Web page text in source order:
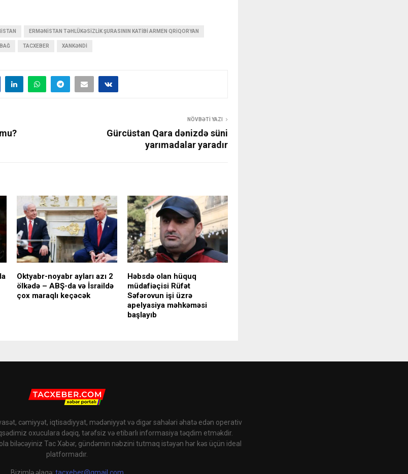
ERMƏNISTAN TƏHLÜKƏSIZLIK ŞURASININ KATIBI ARMEN QRIQORYAN
TACXEBER XANKƏNDI
NÖVBƏTI YAZI
Gürcüstan Qara dənizdə süni
yarımadalar yaradır
Oktyabr-noyabr ayları azı 2
ölkədə – ABŞ-da və İsraildə
çox maraqlı keçəcək
Həbsdə olan hüquq
müdafiəçisi Rüfət
Səfərovun işi üzrə
apelyasiya məhkəməsi
başlayıb
cəmiyyət, iqtisadiyyat, mədəniyyət və digər sahələri əhatə edən operativ
oxuculara dəqiq, tərəfsiz və etibarlı informasiya təqdim etməkdir.
biləcəyiniz Tac Xəbər, gündəmin nəbzini tutmaq istəyən hər kəs üçün ideal
platformadır.